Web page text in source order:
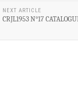
NEXT ARTICLE
CRJL1953 N°17